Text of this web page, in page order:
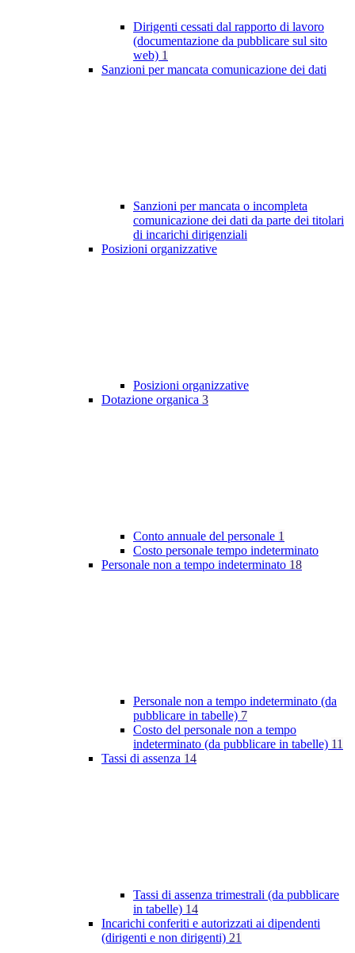
Dirigenti cessati dal rapporto di lavoro
(documentazione da pubblicare sul sito
web) 1
Sanzioni per mancata comunicazione dei dati
Sanzioni per mancata o incompleta
comunicazione dei dati da parte dei titolari
di incarichi dirigenziali
Posizioni organizzative
Posizioni organizzative
Dotazione organica 3
Conto annuale del personale 1
Costo personale tempo indeterminato
Personale non a tempo indeterminato 18
Personale non a tempo indeterminato (da
pubblicare in tabelle) 7
Costo del personale non a tempo
indeterminato (da pubblicare in tabelle) 11
Tassi di assenza 14
Tassi di assenza trimestrali (da pubblicare
in tabelle) 14
Incarichi conferiti e autorizzati ai dipendenti
(dirigenti e non dirigenti) 21